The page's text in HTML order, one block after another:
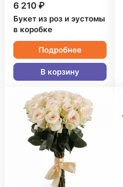
6 210 ₽
Букет из роз и эустомы
в коробке
Подробнее
В корзину